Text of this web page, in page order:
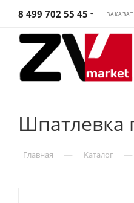
8 499 702 55 45
Шпатлевка
Главная — Каталог —